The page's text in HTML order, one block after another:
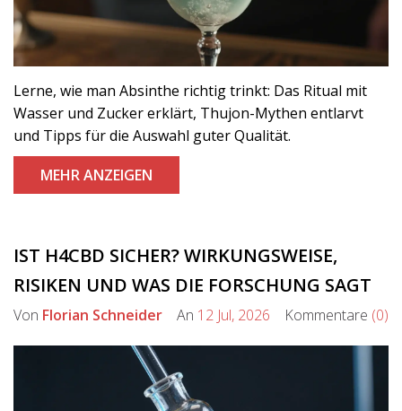
Lerne, wie man Absinthe richtig trinkt: Das Ritual mit
Wasser und Zucker erklärt, Thujon-Mythen entlarvt
und Tipps für die Auswahl guter Qualität.
MEHR ANZEIGEN
IST H4CBD SICHER? WIRKUNGSWEISE,
RISIKEN UND WAS DIE FORSCHUNG SAGT
Von Florian Schneider An 12 Jul, 2026 Kommentare (0)